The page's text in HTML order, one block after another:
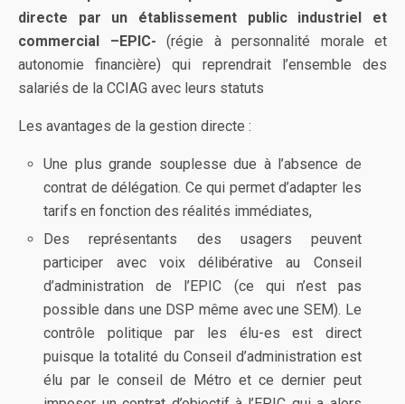
directe par un établissement public industriel et
commercial –EPIC- (régie à personnalité morale et
autonomie financière) qui reprendrait l’ensemble des
salariés de la CCIAG avec leurs statuts
Les avantages de la gestion directe :
Une plus grande souplesse due à l’absence de
contrat de délégation. Ce qui permet d’adapter les
tarifs en fonction des réalités immédiates,
Des représentants des usagers peuvent
participer avec voix délibérative au Conseil
d’administration de l’EPIC (ce qui n’est pas
possible dans une DSP même avec une SEM). Le
contrôle politique par les élu-es est direct
puisque la totalité du Conseil d’administration est
élu par le conseil de Métro et ce dernier peut